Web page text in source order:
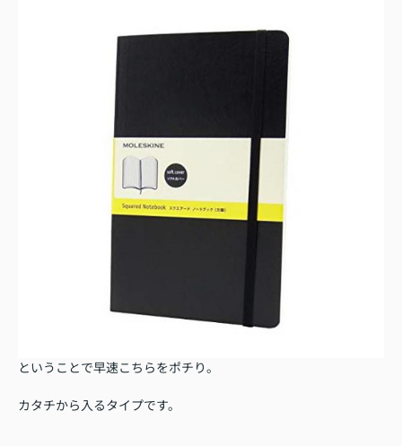
ということで早速こちらをポチり。
カタチから入るタイプです。